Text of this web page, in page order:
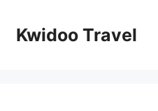
Kwidoo Travel